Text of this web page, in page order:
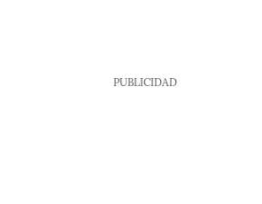
PUBLICIDAD